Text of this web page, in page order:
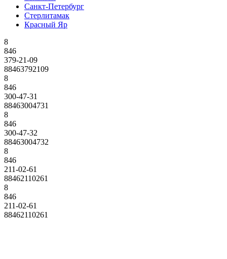
Санкт-Петербург
Стерлитамак
Красный Яр
8
846
379-21-09
88463792109
8
846
300-47-31
88463004731
8
846
300-47-32
88463004732
8
846
211-02-61
88462110261
8
846
211-02-61
88462110261